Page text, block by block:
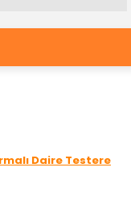
Daire Testere